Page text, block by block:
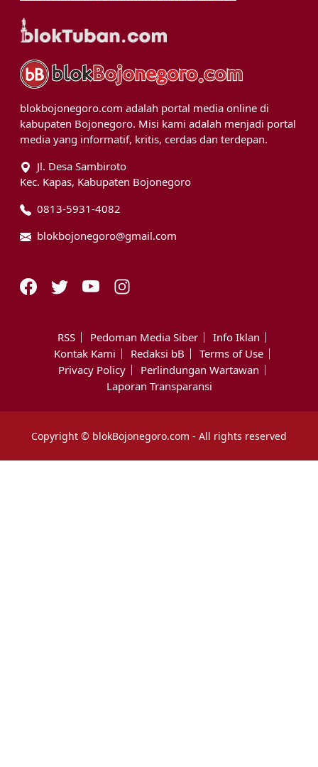
blokbojonegoro.com adalah portal media online di
kabupaten Bojonegoro. Misi kami adalah menjadi portal
media yang informatif, kritis, cerdas dan terdepan.
Jl. Desa Sambiroto
Kec. Kapas, Kabupaten Bojonegoro
0813-5931-4082
blokbojonegoro@gmail.com
RSS Pedoman Media Siber
Info Iklan
Kontak Kami
Redaksi bB
Terms of Use
Privacy Policy
Perlindungan Wartawan
Laporan Transparansi
Copyright © blokBojonegoro.com - All rights reserved